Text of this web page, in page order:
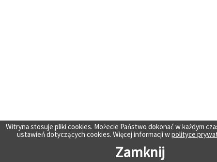
Witryna stosuje pliki cookies. Możecie Państwo dokonać w każdym
ustawień dotyczących cookies. Więcej informacji wpolityce
Zamknij